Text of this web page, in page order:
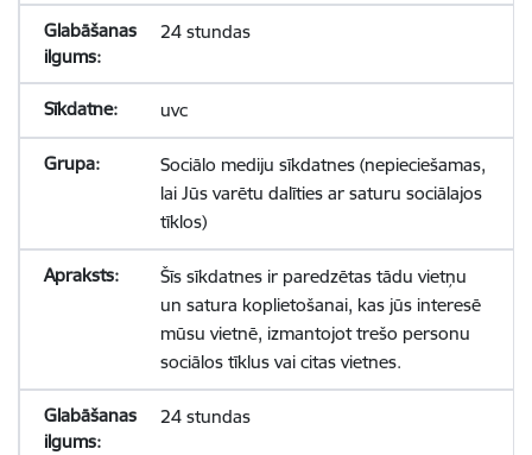
24 stundas
uvc
Sociālo mediju sīkdatnes (nepieciešamas,
lai Jūs varētu dalīties ar saturu sociālajos
tīklos)
Šīs sīkdatnes ir paredzētas tādu vietņu
un satura koplietošanai, kas jūs interesē
mūsu vietnē, izmantojot trešo personu
sociālos tīklus vai citas vietnes.
24 stundas